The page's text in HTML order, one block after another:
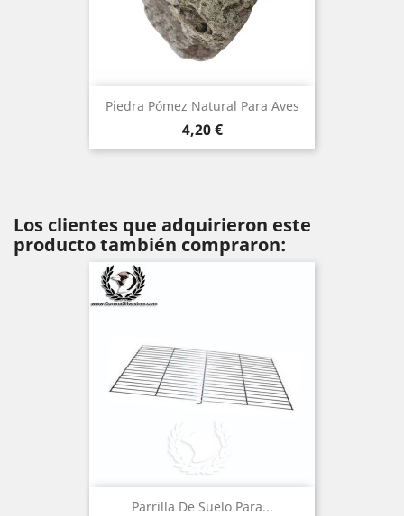
Piedra Pómez Natural Para Aves
Precio
4,20 €
Los clientes que adquirieron este
producto también compraron:
Parrilla De Suelo Para...